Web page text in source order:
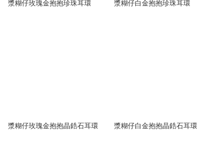
漿糊仔玫瑰金抱抱珍珠耳環 漿糊仔白金抱抱珍珠耳環
漿糊仔玫瑰金抱抱晶鋯石耳環 漿糊仔白金抱抱晶鋯石耳環